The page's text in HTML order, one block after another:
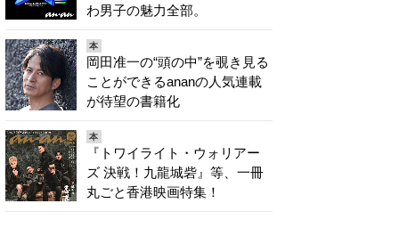
わ男子の魅力全部。
本
岡田准一の“頭の中”を覗き見る
ことができるananの人気連載
が待望の書籍化
本
『トワイライト・ウォリアー
ズ 決戦！九龍城砦』等、一冊
丸ごと香港映画特集！